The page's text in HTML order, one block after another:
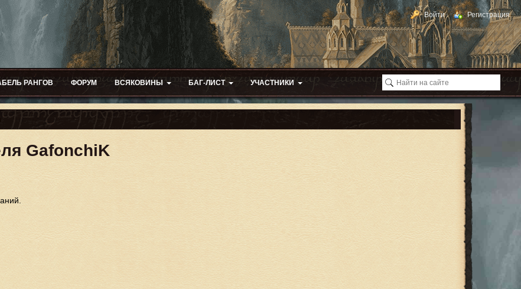
Войти Регистрация
РАНГОВ ФОРУМ ВСЯКОВИНЫ БАГ-ЛИСТ УЧАСТНИКИ
GafonchiK